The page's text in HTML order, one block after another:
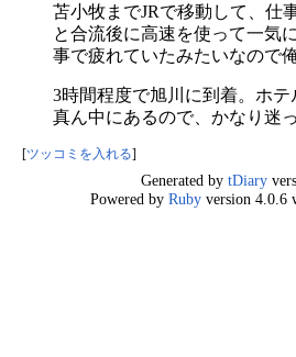
苫小牧までJRで移動して、仕
と合流後に高速を使って一気
事で疲れていたみたいなので
3時間程度で旭川に到着。ホ
真ん中にあるので、かなり迷
[ツッコミを入れる]
Generated by tDiary
Powered by Ruby version 4.0.6